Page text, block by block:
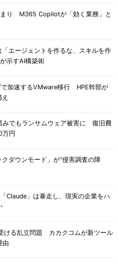
り M365 Copilotが「効く業務」と
エージェントを作るな、スキルを作
示すAI構築術
加速するVMware移行 HPE幹部が
みでもランサムウェア被害に 復旧費
万円
ダウンモード」が“侵害調査の障
Claude」は暴走し、現実の企業をハ
ける乱立問題 カカクコムが新ツール
由